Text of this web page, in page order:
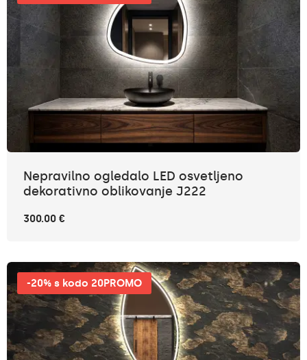
Nepravilno ogledalo LED osvetljeno
dekorativno oblikovanje J222
300.00 €
-20% s kodo 20PROMO